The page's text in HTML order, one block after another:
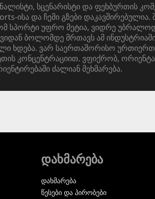
სცენარისტი და ფეხბურთის
ისა და ჩემი გზები
სპორტი უფრო მეტია, ვიდრე
ბოლომდე მრთავს ამ
ხდება. ვარ საერთაშორისო
კონცენტრაციით. ვფიქრობ,
ძალიან მეხმარება.
დახმარება
დახმარება
წესები და პირობები